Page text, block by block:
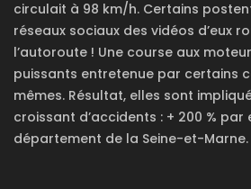
circulait à 98 km/h. Certains
réseaux sociaux des vidéos d’eux
l’autoroute ! Une course aux
puissants entretenue par certains
mêmes. Résultat, elles sont
croissant d’accidents : + 200 %
département de la Seine-et-Marne.